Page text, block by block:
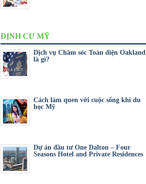
ĐỊNH CƯ MỸ
Dịch vụ Chăm sóc Toàn diện Oakland
là gì?
Cách làm quen với cuộc sống khi du
học Mỹ
Dự án đầu tư One Dalton – Four
Seasons Hotel and Private Residences